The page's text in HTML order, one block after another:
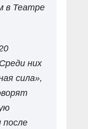
в Театре
них
сила»,
после